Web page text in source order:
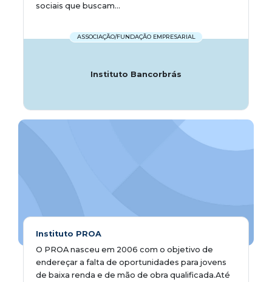
sociais que buscam...
ASSOCIAÇÃO/FUNDAÇÃO EMPRESARIAL
Instituto Bancorbrás
Instituto PROA
O PROA nasceu em 2006 com o objetivo de
endereçar a falta de oportunidades para jovens
de baixa renda e de mão de obra qualificada.Até